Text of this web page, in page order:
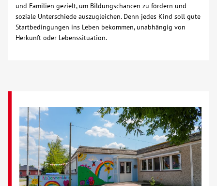
und Familien gezielt, um Bildungschancen zu fördern und
soziale Unterschiede auszugleichen. Denn jedes Kind soll gute
Startbedingungen ins Leben bekommen, unabhängig von
Herkunft oder Lebenssituation.